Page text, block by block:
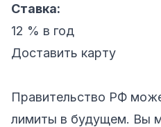
Ставка:
12 % в год
Доставить карту
Правительство РФ
лимиты в будущем. Вы